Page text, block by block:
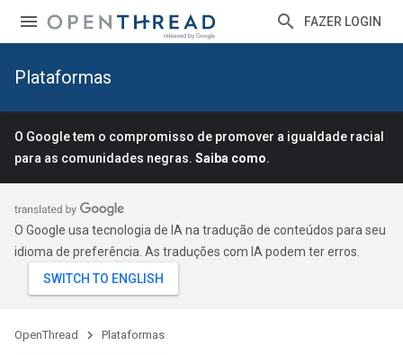
FAZER LOGIN
Plataformas
O Google tem o compromisso de promover a igualdade racial
para as comunidades negras. Saiba como.
O Google usa tecnologia de IA na tradução de conteúdos para seu
idioma de preferência. As traduções com IA podem ter erros.
OpenThread Plataformas